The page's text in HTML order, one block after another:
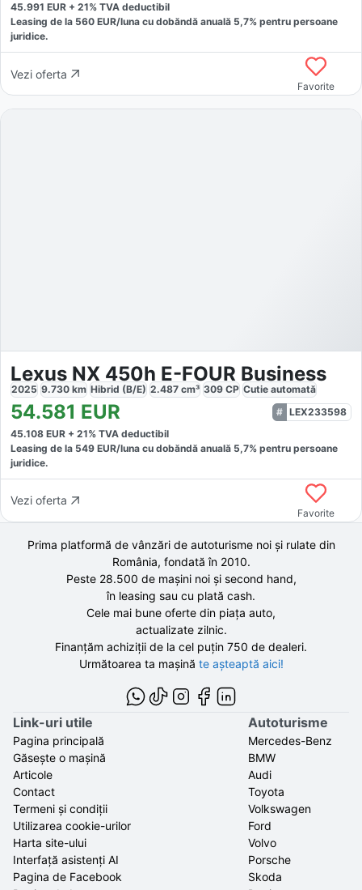
45.991 EUR + 21% TVA deductibil
Leasing de la 560 EUR/luna cu dobăndă anuală 5,7% pentru persoane
juridice.
Vezi oferta
Favorite
Lexus NX 450h E-FOUR Business
2025 9.730 km Hibrid (B/E) 2.487 cm³ 309 CP Cutie automată
54.581 EUR
LEX233598
45.108 EUR + 21% TVA deductibil
Leasing de la 549 EUR/luna cu dobăndă anuală 5,7% pentru persoane
juridice.
Vezi oferta
Favorite
Prima platformă de vânzări de autoturisme noi și rulate din
România, fondată în 2010.
Peste 28.500 demașini noi și second hand,
în leasing sau cu plată cash.
Cele mai bune oferte din piața auto,
actualizate zilnic.
Finanțăm achiziții de la cel puțin 750 de dealeri.
Următoarea ta mașină te așteaptă aici!
Link-uri utile
Pagina principală
Găsește o mașină
Articole
Contact
Termeni și condiții
Utilizarea cookie-urilor
Harta site-ului
Interfață asistenți AI
Pagina de Facebook
Autoturisme
Mercedes-Benz
BMW
Audi
Toyota
Volkswagen
Ford
Volvo
Porsche
Skoda